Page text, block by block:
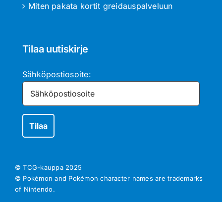
Miten pakata kortit greidauspalveluun
Tilaa uutiskirje
Sähköpostiosoite:
© TCG-kauppa 2025
© Pokémon and Pokémon character names are trademarks
of Nintendo.